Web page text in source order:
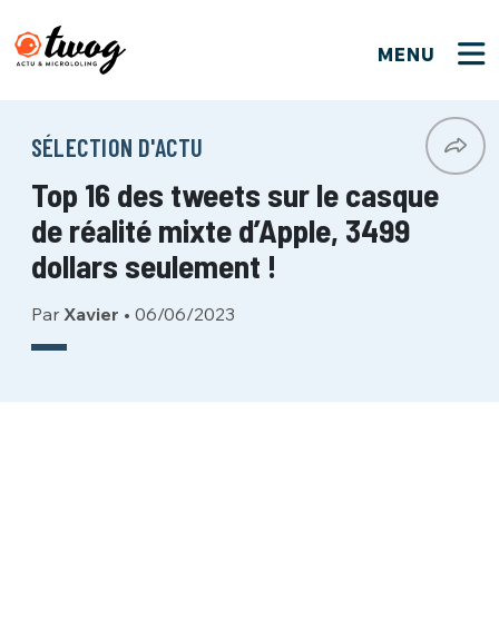
MENU
SÉLECTION D'ACTU
Top 16 des tweets sur le casque
de réalité mixte d’Apple, 3499
dollars seulement !
Par Xavier • 06/06/2023
Bienvenue !
PSEUDO*
Connexion
PSEUDO
VOTRE PARTICIPATION
Que souhaitez-vous proposer ?
Quelques tweets